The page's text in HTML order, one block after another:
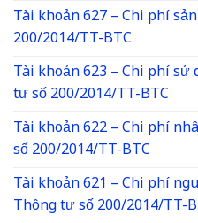
Tài khoản 627 – Chi phí
200/2014/TT-BTC
Tài khoản 623 – Chi phí
tư số 200/2014/TT-BTC
Tài khoản 622 – Chi phí
số 200/2014/TT-BTC
Tài khoản 621 – Chi phí
Thông tư số 200/2014/TT-